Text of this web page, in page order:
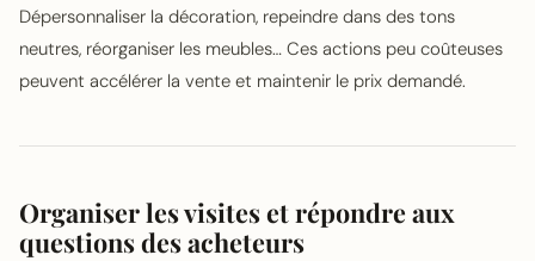
Dépersonnaliser la décoration, repeindre dans des tons
neutres, réorganiser les meubles… Ces actions peu coûteuses
peuvent accélérer la vente et maintenir le prix demandé.
Organiser les visites et répondre aux
questions des acheteurs